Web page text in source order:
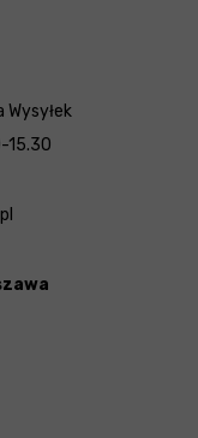
Wysyłek
15.30